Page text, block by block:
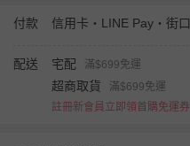
付款
配送 宅配 滿$699免運
超商取貨
滿$699免運
註冊新會員立即領首購免運券